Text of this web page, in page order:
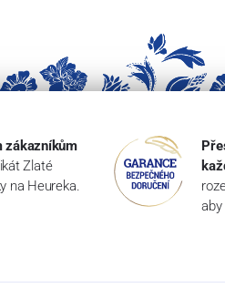
zákazníkům
Zlaté
na Heureka.
aby